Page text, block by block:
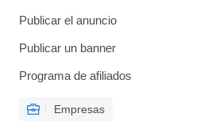
Publicar el anuncio
Publicar un banner
Programa de afiliados
Empresas